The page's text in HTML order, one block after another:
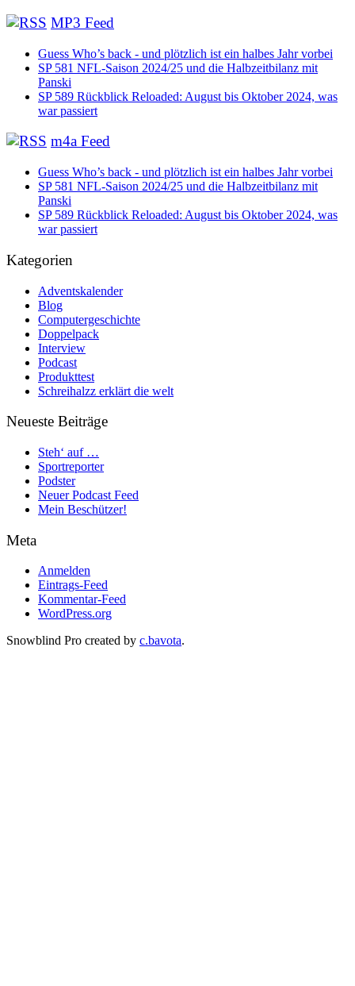
MP3 Feed
Guess Who’s back - und plötzlich ist ein halbes Jahr vorbei
SP 581 NFL-Saison 2024/25 und die Halbzeitbilanz mit
Panski
SP 589 Rückblick Reloaded: August bis Oktober 2024, was
war passiert
m4a Feed
Guess Who’s back - und plötzlich ist ein halbes Jahr vorbei
SP 581 NFL-Saison 2024/25 und die Halbzeitbilanz mit
Panski
SP 589 Rückblick Reloaded: August bis Oktober 2024, was
war passiert
Kategorien
Adventskalender
Blog
Computergeschichte
Doppelpack
Interview
Podcast
Produkttest
Schreihalzz erklärt die welt
Neueste Beiträge
Steh‘ auf …
Sportreporter
Podster
Neuer Podcast Feed
Mein Beschützer!
Meta
Anmelden
Eintrags-Feed
Kommentar-Feed
WordPress.org
Snowblind Pro created by c.bavota.